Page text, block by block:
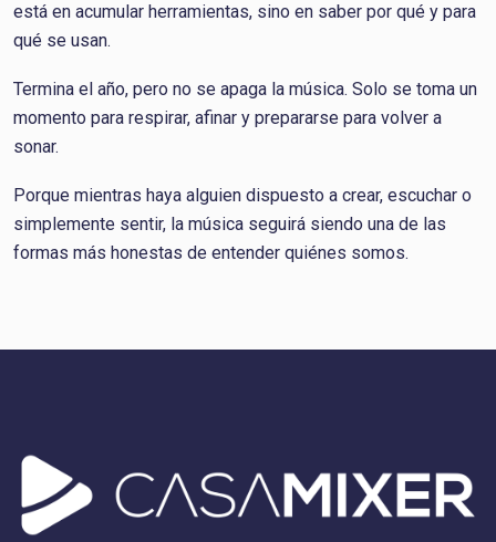
está en acumular herramientas, sino en saber por qué y para
qué se usan.
Termina el año, pero no se apaga la música. Solo se toma un
momento para respirar, afinar y prepararse para volver a
sonar.
Porque mientras haya alguien dispuesto a crear, escuchar o
simplemente sentir, la música seguirá siendo una de las
formas más honestas de entender quiénes somos.